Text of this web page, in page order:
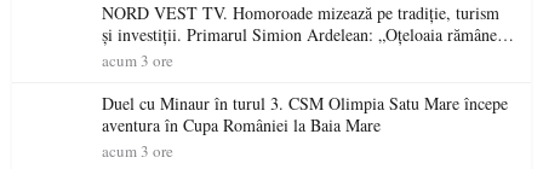
NORD VEST TV. Homoroade mizează pe tradiție, turism
și investiții. Primarul Simion Ardelean: „Oțeloaia rămâne
un brand al Codrului”
acum 3 ore
Duel cu Minaur în turul 3. CSM Olimpia Satu Mare începe
aventura în Cupa României la Baia Mare
acum 3 ore